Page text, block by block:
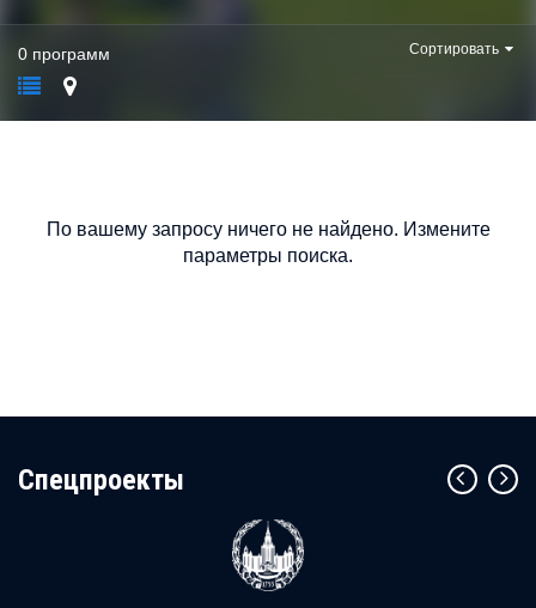
0 программ Сортировать
По вашему запросу ничего не найдено. Измените
параметры поиска.
Cпецпроекты